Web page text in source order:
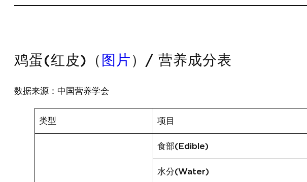
鸡蛋(红皮)（ 图片 ）/ 营养成分表
数据来源：中国营养学会
类型 项目
食部(Edible)
水分(Water)